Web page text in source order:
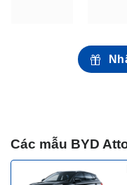
Các mẫu BYD